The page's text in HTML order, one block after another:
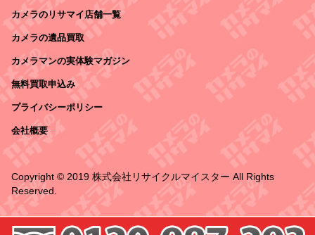
カメラのリサマイ店舗一覧
カメラの遺品買取
カメラマンの実体験マガジン
無料買取申込み
プライバシーポリシー
会社概要
Copyright © 2019 株式会社リサイクルマイスター All Rights
Reserved.